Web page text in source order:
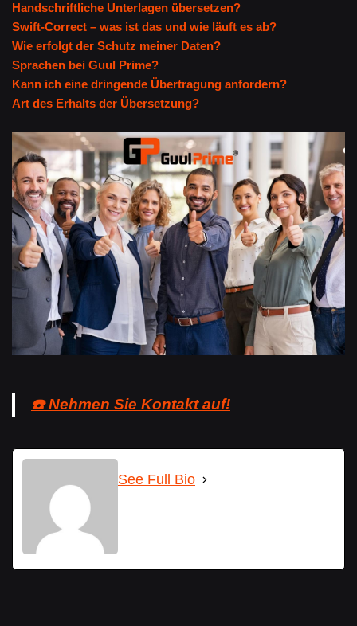
Handschriftliche Unterlagen übersetzen?
Swift-Correct – was ist das und wie läuft es ab?
Wie erfolgt der Schutz meiner Daten?
Sprachen bei Guul Prime?
Kann ich eine dringende Übertragung anfordern?
Art des Erhalts der Übersetzung?
☎️ Nehmen Sie Kontakt auf!
See Full Bio